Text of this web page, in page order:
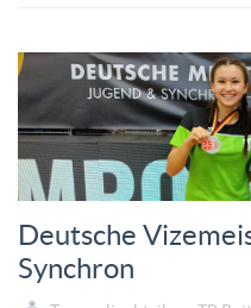
Deutsche
Synchron